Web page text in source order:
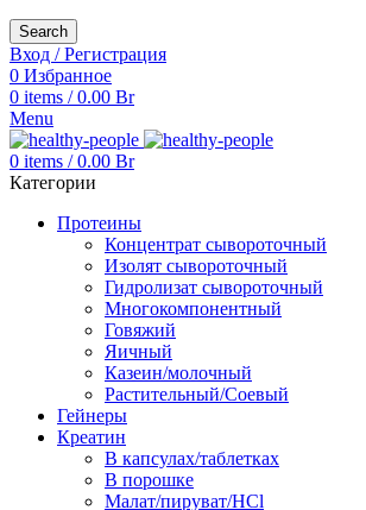
Search
Вход / Регистрация
0 Избранное
0 items / 0.00 Br
Menu
0 items / 0.00 Br
Категории
Протеины
Концентрат сывороточный
Изолят сывороточный
Гидролизат сывороточный
Многокомпонентный
Говяжий
Яичный
Казеин/молочный
Растительный/Соевый
Гейнеры
Креатин
В капсулах/таблетках
В порошке
Малат/пируват/HCl